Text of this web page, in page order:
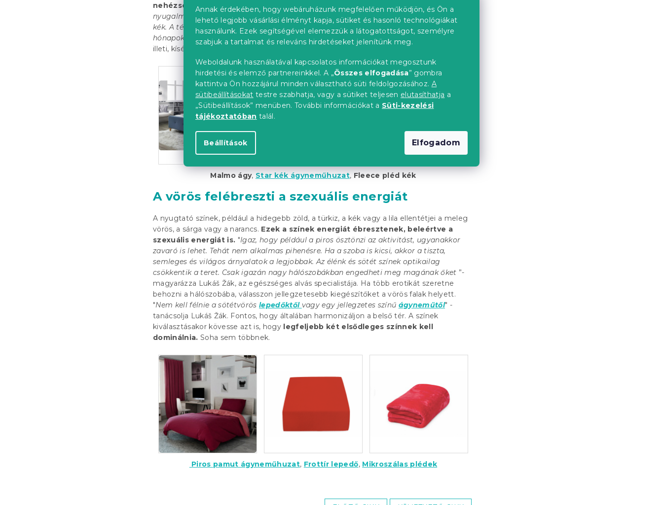
Annak érdekében, hogy webáruházunk megfelelően működjön, és Ön a
lehető legjobb vásárlási élményt kapja, sütiket és hasonló technológiákat
használunk. Ezek segítségével elemezzük a látogatottságot, személyre
szabjuk a tartalmat és releváns hirdetéseket jelenítünk meg.
Weboldalunk használatával kapcsolatos információkat megosztunk
hirdetési és elemző partnereinkkel. A „Összes elfogadása” gombra
kattintva Ön hozzájárul minden választható süti feldolgozásához. A
sütibeállításokat testre szabhatja, vagy a sütiket teljesen elutasíthatja a
„Sütibeállítások” menüben. További információkat a Süti-kezelési
tájékoztatóban talál.
Beállítások Elfogadom
nehézségeik vannak az alvással.
"A kirívó és zavaró festés zavart és nem elegendő
nyugalmat okozhat lefekvés előtt. A hálószoba legjobb színe ebből a szempontból a
kék. A téli hónapokban azonban ne feledje, hogy hideg benyomását kelt. A forró nyári
hónapokban éppen ellenkezőleg, értékelni fogja
"- mondja Lukáš Žák. Ami a kék színt
illeti, kísérletezhet különböző árnyalataival.
Malmo ágy, Star kék ágyneműhuzat, Fleece pléd kék
A vörös felébreszti a szexuális energiát
A nyugtató színek, például a hidegebb zöld, a türkiz, a kék vagy a lila ellentétjei a meleg
vörös, a sárga vagy a narancs. Ezek a színek energiát ébresztenek, beleértve a
szexuális energiát is. "Igaz, hogy például a piros ösztönzi az aktivitást, ugyanakkor
zavaró is lehet. Tehát nem alkalmas pihenésre. Ha a szoba is kicsi, akkor a tiszta,
semleges és világos árnyalatok a legjobbak. Az élénk és sötét színek optikailag
csökkentik a teret. Csak igazán nagy hálószobákban engedheti meg magának őket ”-
magyarázza Lukáš Žák, az egészséges alvás specialistája. Ha több erotikát szeretne
behozni a hálószobába, válasszon jellegzetesebb kiegészítőket a vörös falak helyett.
"Nem kell félnie a sötétvöröslepedőktől vagy egy jellegzetes színű ágyneműtől" -
tanácsolja Lukáš Žák. Fontos, hogy általában harmonizáljon a belső tér. A színek
kiválasztásakor kövesse azt is, hogy legfeljebb két elsődleges színnek kell
dominálnia. Soha sem többnek.
Piros pamut ágyneműhuzat, Frottír lepedő, Mikroszálas plédek